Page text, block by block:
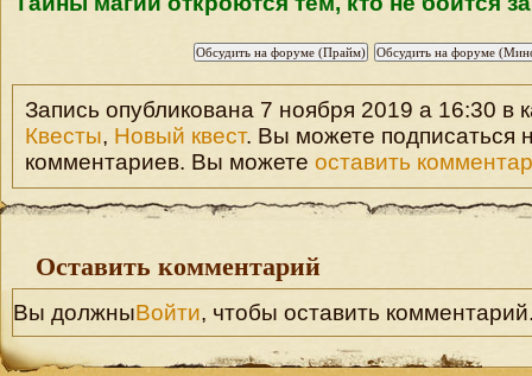
Запись опубликована 7 ноября 2019 а 16:30 в
Квесты, Новый квест. Вы можете подписаться
комментариев. Вы можете оставить
Оставить комментарий
Вы должныВойти, чтобы оставить